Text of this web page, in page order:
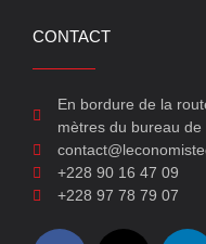
CONTACT
En bordure de la
mètres du bureau de
+228 90 16 47 09
+228 97 78 79 07